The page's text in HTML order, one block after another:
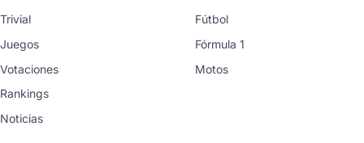
Trivial
Juegos
Votaciones
Rankings
Noticias
Fútbol
Fórmula 1
Motos